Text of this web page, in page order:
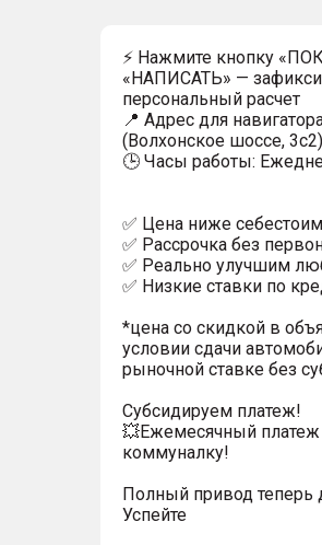
⚡ Нажмите кнопку
«НАПИСАТЬ» —
персональный расчет
📍 Адрес для
(Волхонское шоссе,
🕒 Часы работы:
✅ Цена ниже
✅ Рассрочка без
✅ Реально улучшим
✅ Низкие ставки по
*цена со скидкой в
условии сдачи
рыночной ставке без
Субсидируем платеж!
💥Ежемесячный платеж
коммуналку!
Полный привод теперь
Успейте